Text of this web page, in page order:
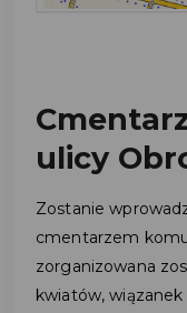
ulicy
Zostanie
cmentarzem
zorganizowana
kwiatów,